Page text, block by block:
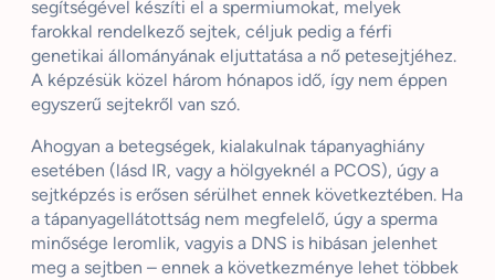
segítségével készíti el a spermiumokat, melyek
farokkal rendelkező sejtek, céljuk pedig a férfi
genetikai állományának eljuttatása a nő petesejtjéhez.
A képzésük közel három hónapos idő, így nem éppen
egyszerű sejtekről van szó.
Ahogyan a betegségek, kialakulnak tápanyaghiány
esetében (lásd IR, vagy a hölgyeknél a PCOS), úgy a
sejtképzés is erősen sérülhet ennek következtében. Ha
a tápanyagellátottság nem megfelelő, úgy a sperma
minősége leromlik, vagyis a DNS is hibásan jelenhet
meg a sejtben – ennek a következménye lehet többek